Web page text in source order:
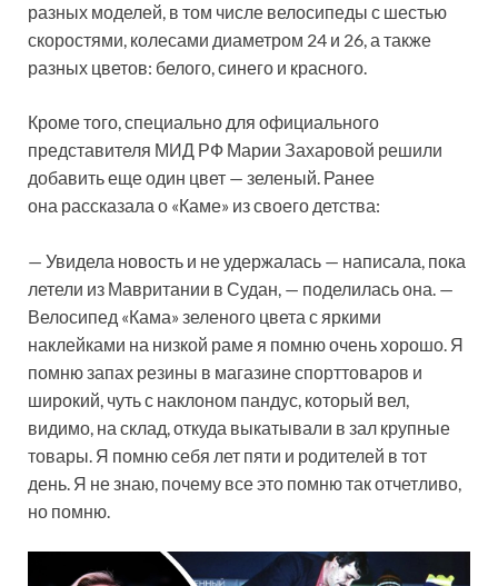
разных моделей, в том числе велосипеды с шестью
скоростями, колесами диаметром 24 и 26, а также
разных цветов: белого, синего и красного.
Кроме того, специально для официального
представителя МИД РФ Марии Захаровой решили
добавить еще один цвет — зеленый. Ранее
она рассказала о «Каме» из своего детства:
— Увидела новость и не удержалась — написала, пока
летели из Мавритании в Судан, — поделилась она. —
Велосипед «Кама» зеленого цвета с яркими
наклейками на низкой раме я помню очень хорошо. Я
помню запах резины в магазине спорттоваров и
широкий, чуть с наклоном пандус, который вел,
видимо, на склад, откуда выкатывали в зал крупные
товары. Я помню себя лет пяти и родителей в тот
день. Я не знаю, почему все это помню так отчетливо,
но помню.